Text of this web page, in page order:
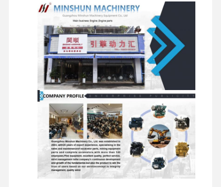
hydraulischer
Ölbehälter,Hydraulikölfilter,
Rohrleitung
Elektronische
Komponenten
ECU, Steuermodul, Druck,
Temperatur,
Batterie, Starter,
Kabel, Relais, Sicherung,
Schalter
Bauteile des Fahrwerks
Gleisrahmen,
Gleisschuh, Antriebsrad,
Iderrad, Gleiswalze,
Gleisstützwalze,
Fahrverminderung,
Lager, Öldichtungen